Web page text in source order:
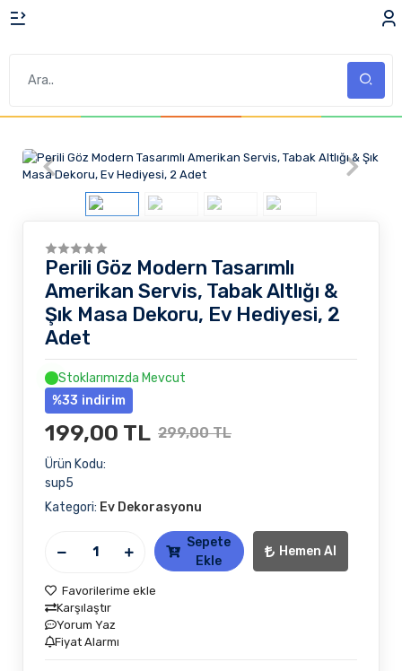
Perili Göz Modern Tasarımlı
Amerikan Servis, Tabak Altlığı &
Şık Masa Dekoru, Ev Hediyesi, 2
Adet
Stoklarımızda Mevcut
%33 indirim
199,00 TL 299,00 TL
Ürün Kodu:
sup5
Kategori: Ev Dekorasyonu
Sepete
Ekle
Hemen Al
Favorilerime ekle
Karşılaştır
Yorum Yaz
Fiyat Alarmı